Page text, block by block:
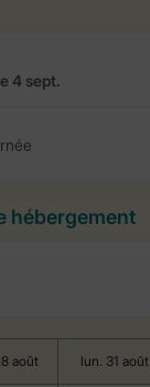
hébergement
août lun. 31 août